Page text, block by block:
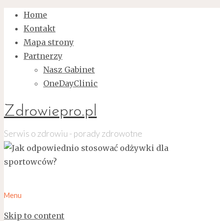
Home
Kontakt
Mapa strony
Partnerzy
Nasz Gabinet
OneDayClinic
Zdrowiepro.pl
Serwis o zdrowiu - porady zdrowotne
Menu
Skip to content